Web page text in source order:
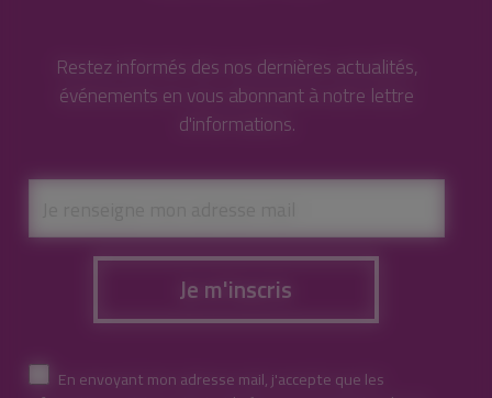
Restez informés des nos dernières actualités,
événements en vous abonnant à notre lettre
d'informations.
Je m'inscris
En envoyant mon adresse mail, j'accepte que les